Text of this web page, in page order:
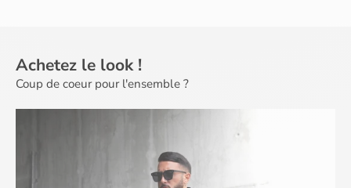
AFFICHER LES PRODUITS
Achetez le look !
Coup de coeur pour l'ensemble ?